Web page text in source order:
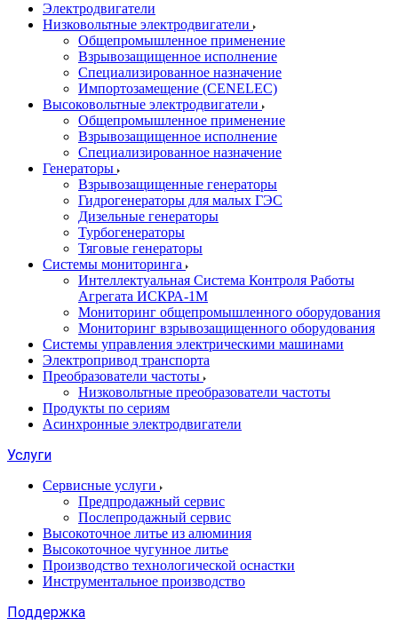
Электродвигатели
Низковольтные электродвигатели
Общепромышленное применение
Взрывозащищенное исполнение
Специализированное назначение
Импортозамещение (CENELEC)
Высоковольтные электродвигатели
Общепромышленное применение
Взрывозащищенное исполнение
Специализированное назначение
Генераторы
Взрывозащищенные генераторы
Гидрогенераторы для малых ГЭС
Дизельные генераторы
Турбогенераторы
Тяговые генераторы
Системы мониторинга
Интеллектуальная Система Контроля Работы
Агрегата ИСКРА-1М
Мониторинг общепромышленного оборудования
Мониторинг взрывозащищенного оборудования
Системы управления электрическими машинами
Электропривод транспорта
Преобразователи частоты
Низковольтные преобразователи частоты
Продукты по сериям
Асинхронные электродвигатели
Услуги
Сервисные услуги
Предпродажный сервис
Послепродажный сервис
Высокоточное литье из алюминия
Высокоточное чугунное литье
Производство технологической оснастки
Инструментальное производство
Поддержка